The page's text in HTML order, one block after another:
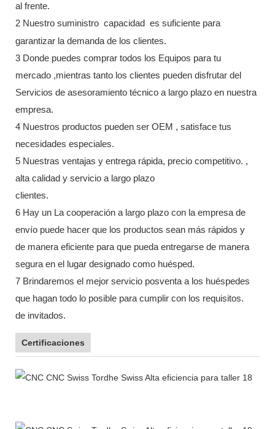
al frente.
2 Nuestro suministro capacidad
es suficiente para
garantizar la demanda de los clientes.
3 Donde puedes comprar todos los Equipos para tu
mercado ,mientras tanto los clientes pueden disfrutar del
Servicios de asesoramiento técnico a largo plazo en nuestra
empresa.
4 Nuestros productos pueden ser OEM , satisface tus
necesidades especiales.
5 Nuestras ventajas y entrega rápida, precio competitivo. ,
alta calidad y servicio a largo plazo
clientes.
6 Hay un La cooperación a largo plazo con la empresa de
envío puede hacer que los productos sean más rápidos y
de manera eficiente para que pueda entregarse de manera
segura en el lugar designado como huésped.
7 Brindaremos el mejor servicio posventa a los huéspedes
que hagan todo lo posible para cumplir con los requisitos.
de invitados.
Certificaciones